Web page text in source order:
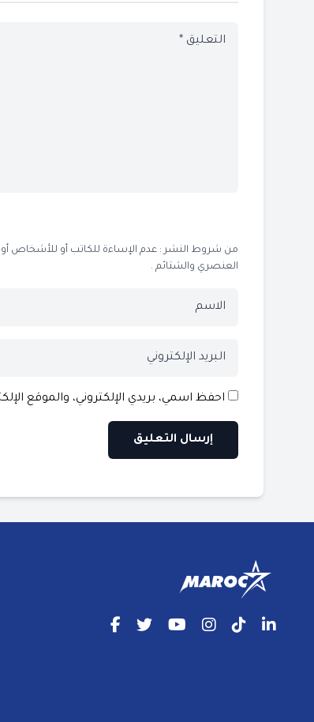
من شروط النشر : عدم الإساءة للكاتب أو للأشخاص أو
العنصري والشتائم .
احفظ اسمي، بريدي الإلكتروني، والموقع